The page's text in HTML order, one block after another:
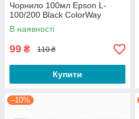
Чорнило 100мл Epson L-
100/200 Black ColorWay
В наявності
99 ₴ 110 ₴
Купити
–10%